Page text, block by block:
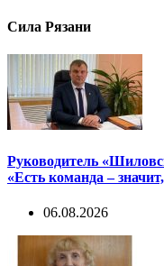
Сила Рязани
Руководитель
«Есть команда –
06.08.2026